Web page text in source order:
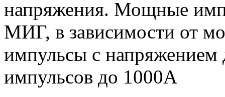
напряжения. Мощные
МИГ, в зависимости от
импульсы c
импульсов до 1000А